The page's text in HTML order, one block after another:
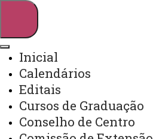
Webmail Sistemas
Inicial
Calendários
Editais
Cursos de Graduação
Conselho de Centro